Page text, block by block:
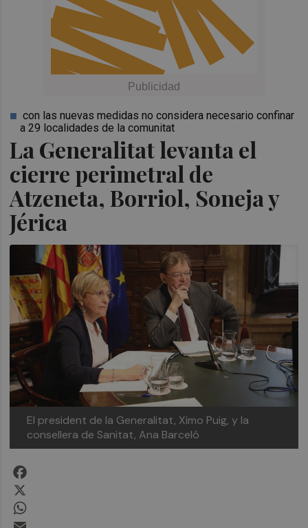
La Generalitat levanta el
cierre perimetral de
Atzeneta, Borriol, Soneja y
Jérica
con las nuevas medidas no considera necesario confinar
a 29 localidades de la comunitat
El president de la Generalitat, Ximo Puig, y la
consellera de Sanitat, Ana Barceló